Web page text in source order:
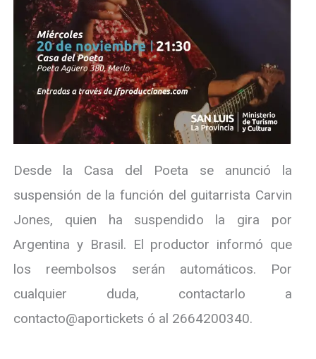
Desde la Casa del Poeta se anunció la
suspensión de la función del guitarrista Carvin
Jones, quien ha suspendido la gira por
Argentina y Brasil. El productor informó que
los reembolsos serán automáticos. Por
cualquier duda, contactarlo a
contacto@aportickets ó al 2664200340.